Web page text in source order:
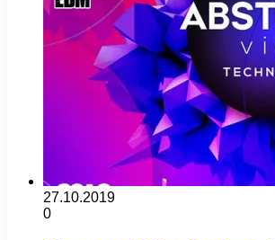
27.10.2019
0